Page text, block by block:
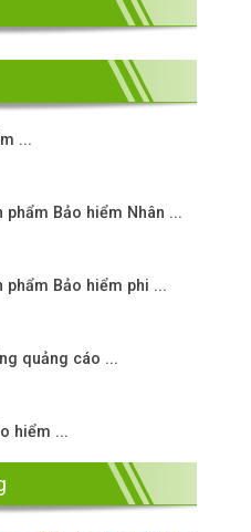
...
phẩm Bảo hiểm Nhân ...
phẩm Bảo hiểm phi ...
quảng cáo ...
hiểm ...